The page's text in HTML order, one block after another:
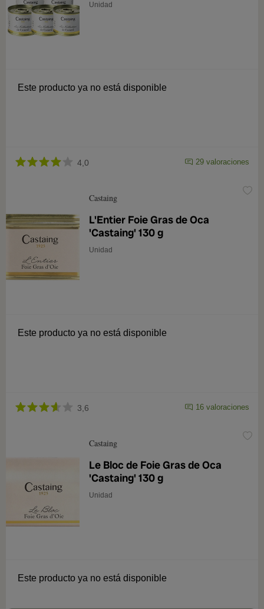
Unidad
Este producto ya no está disponible
4,0 29 valoraciones
Castaing
L'Entier Foie Gras de Oca
'Castaing' 130 g
Unidad
Este producto ya no está disponible
3,6 16 valoraciones
Castaing
Le Bloc de Foie Gras de Oca
'Castaing' 130 g
Unidad
Este producto ya no está disponible